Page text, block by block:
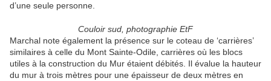
d’une seule personne.
Couloir sud, photographie EtF
Marchal note également la présence sur le coteau de ‘carrières’
similaires à celle du Mont Sainte-Odile, carrières où les blocs
utiles à la construction du Mur étaient débités. Il évalue la hauteur
du mur à trois mètres pour une épaisseur de deux mètres en